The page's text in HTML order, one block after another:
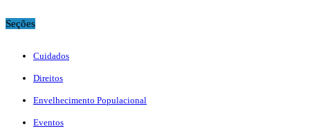
Seções
Cuidados
Direitos
Envelhecimento Populacional
Eventos